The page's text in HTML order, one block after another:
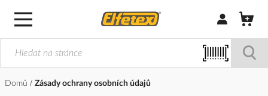
Přihlásit/
Domů Zásady ochrany osobních údajů